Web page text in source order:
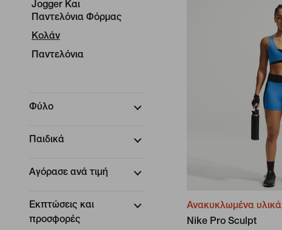
Jogger Και
Παντελόνια Φόρμας
Κολάν
Παντελόνια
Φύλο
Παιδικά
Αγόρασε ανά τιμή
Εκπτώσεις και
προσφορές
Ανακυκλωμένα υλικά
Nike Pro Sculpt